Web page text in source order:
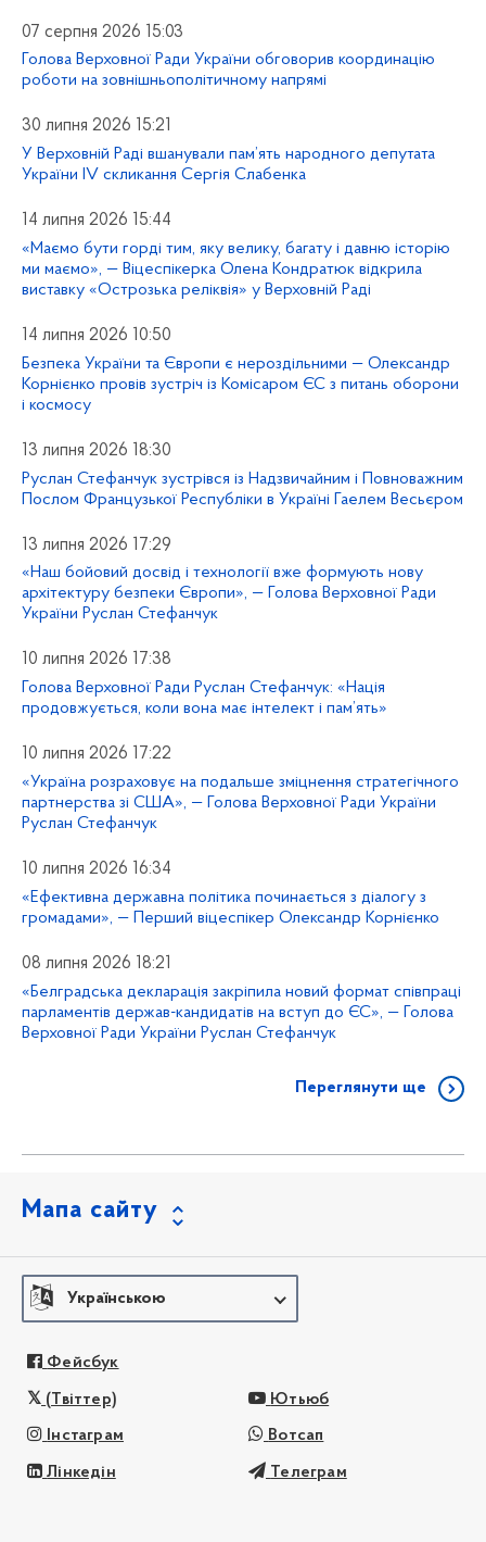
07 серпня 2026 15:03
Голова Верховної Ради України обговорив координацію
роботи на зовнішньополітичному напрямі
30 липня 2026 15:21
У Верховній Раді вшанували пам’ять народного депутата
України IV скликання Сергія Слабенка
14 липня 2026 15:44
«Маємо бути горді тим, яку велику, багату і давню історію
ми маємо», — Віцеспікерка Олена Кондратюк відкрила
виставку «Острозька реліквія» у Верховній Раді
14 липня 2026 10:50
Безпека України та Європи є нероздільними — Олександр
Корнієнко провів зустріч із Комісаром ЄС з питань оборони
і космосу
13 липня 2026 18:30
Руслан Стефанчук зустрівся із Надзвичайним і Повноважним
Послом Французької Республіки в Україні Гаелем Весьєром
13 липня 2026 17:29
«Наш бойовий досвід і технології вже формують нову
архітектуру безпеки Європи», — Голова Верховної Ради
України Руслан Стефанчук
10 липня 2026 17:38
Голова Верховної Ради Руслан Стефанчук: «Нація
продовжується, коли вона має інтелект і пам’ять»
10 липня 2026 17:22
«Україна розраховує на подальше зміцнення стратегічного
партнерства зі США», — Голова Верховної Ради України
Руслан Стефанчук
10 липня 2026 16:34
«Ефективна державна політика починається з діалогу з
громадами», — Перший віцеспікер Олександр Корнієнко
08 липня 2026 18:21
«Белградська декларація закріпила новий формат співпраці
парламентів держав-кандидатів на вступ до ЄС», — Голова
Верховної Ради України Руслан Стефанчук
Переглянути ще
Мапа сайту
Українською
Фейсбук
(Твіттер) Ютьюб
Інстаграм Вотсап
Лінкедін Телеграм